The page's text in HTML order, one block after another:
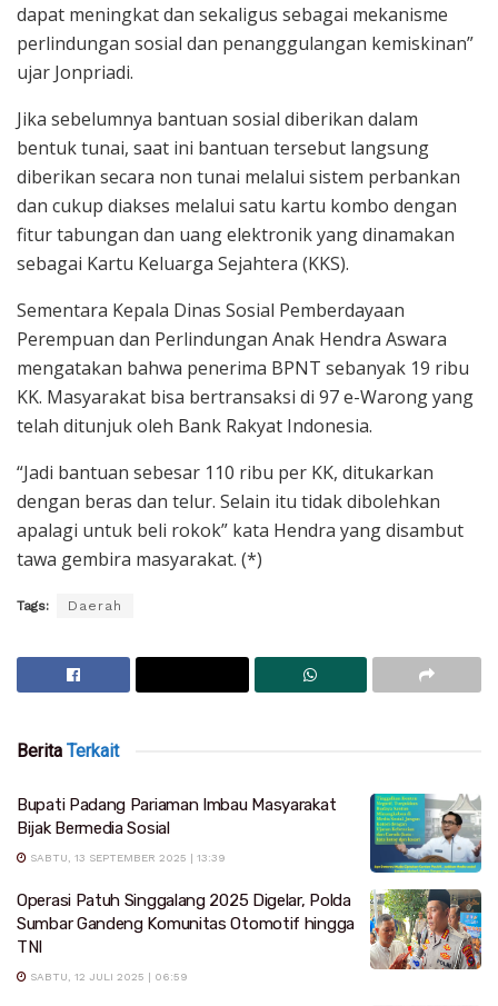
dapat meningkat dan sekaligus sebagai mekanisme
perlindungan sosial dan penanggulangan kemiskinan”
ujar Jonpriadi.
Jika sebelumnya bantuan sosial diberikan dalam
bentuk tunai, saat ini bantuan tersebut langsung
diberikan secara non tunai melalui sistem perbankan
dan cukup diakses melalui satu kartu kombo dengan
fitur tabungan dan uang elektronik yang dinamakan
sebagai Kartu Keluarga Sejahtera (KKS).
Sementara Kepala Dinas Sosial Pemberdayaan
Perempuan dan Perlindungan Anak Hendra Aswara
mengatakan bahwa penerima BPNT sebanyak 19 ribu
KK. Masyarakat bisa bertransaksi di 97 e-Warong yang
telah ditunjuk oleh Bank Rakyat Indonesia.
“Jadi bantuan sebesar 110 ribu per KK, ditukarkan
dengan beras dan telur. Selain itu tidak dibolehkan
apalagi untuk beli rokok” kata Hendra yang disambut
tawa gembira masyarakat. (*)
Tags: Daerah
Berita Terkait
Bupati Padang Pariaman Imbau Masyarakat
Bijak Bermedia Sosial
SABTU, 13 SEPTEMBER 2025 | 13:39
Operasi Patuh Singgalang 2025 Digelar, Polda
Sumbar Gandeng Komunitas Otomotif hingga
TNI
SABTU, 12 JULI 2025 | 06:59